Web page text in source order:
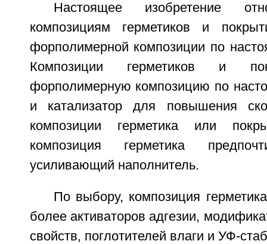
Настоящее изобретение
композициям герметиков и
форполимерной композиции по
Композиции герметиков и
форполимерную композицию по
и катализатор для повышения
композиции герметика или
композиция герметика
усиливающий наполнитель.
По выбору, композиция
более активаторов адгезии,
свойств, поглотителей влаги и УФ-